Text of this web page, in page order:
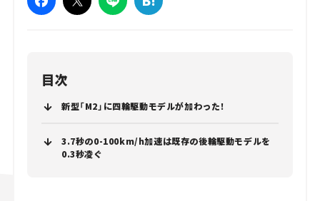
目次
新型「M2」に四輪駆動モデルが加わった！
3.7秒の0-100km/h加速は既存の後輪駆動モデルを
0.3秒凌ぐ